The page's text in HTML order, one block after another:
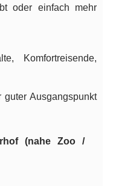
oder einfach mehr
Komfortreisende,
Ausgangspunkt
(nahe Zoo /